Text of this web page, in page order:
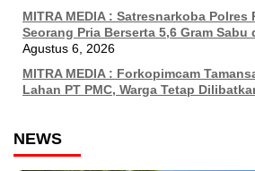
MITRA MEDIA : Satresnarkoba Polres
Seorang Pria Berserta 5,6 Gram Sabu
Agustus 6, 2026
MITRA MEDIA : Forkopimcam
Lahan PT PMC, Warga Tetap
NEWS